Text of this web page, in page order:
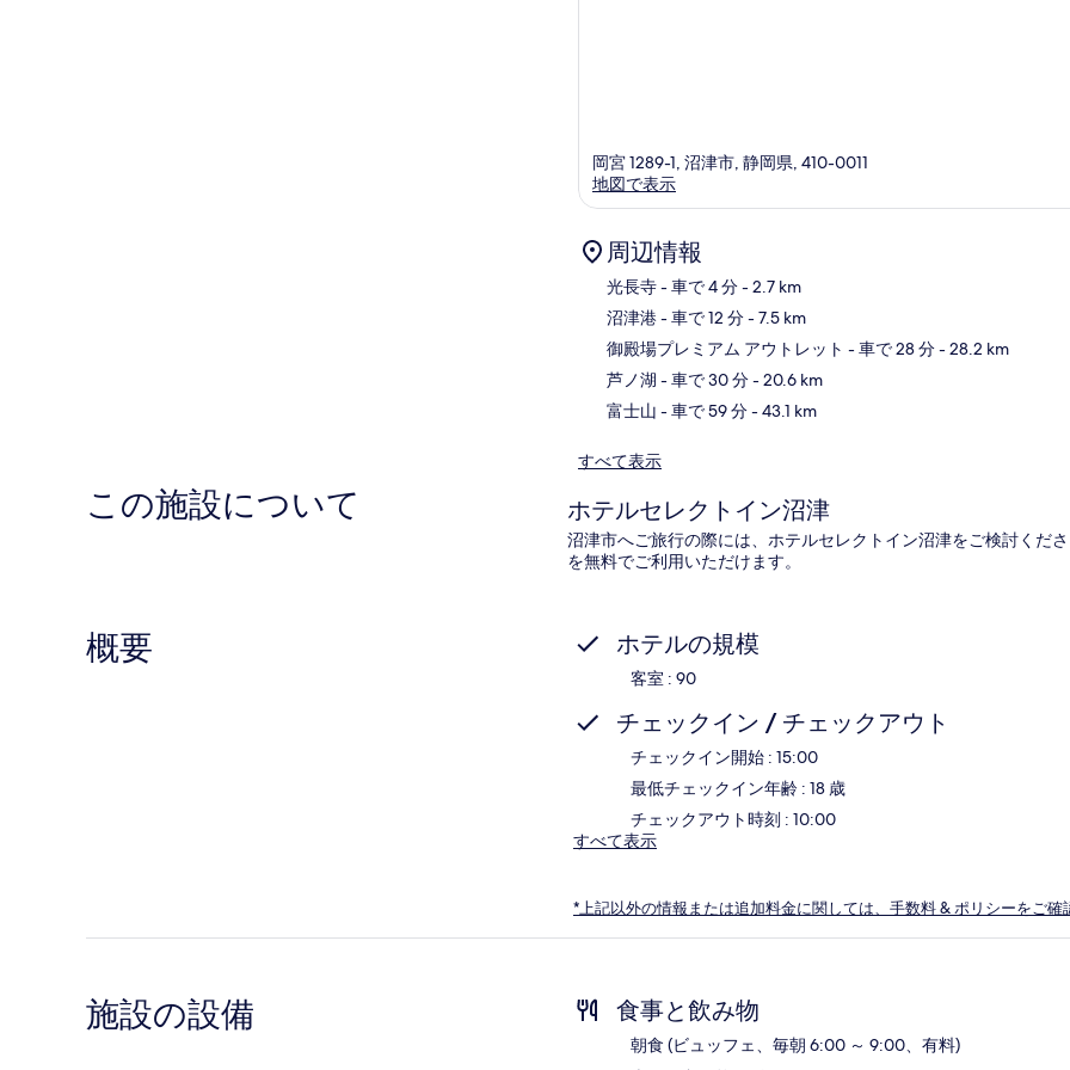
岡宮 1289-1, 沼津市, 静岡県, 410-0011
地図で表示
周辺情報
光長寺- 車で 4 分- 2.7 km
沼津港- 車で 12 分- 7.5 km
御殿場プレミアム アウトレット - 車で 28 分- 28.2 km
芦ノ湖 - 車で 30 分- 20.6 km
富士山 - 車で 59 分- 43.1 km
すべて表示
この施設について ホテルセレクトイン沼津
沼津市へご旅行の際には、ホテルセレクトイン沼津をご検討くだ
を無料でご利用いただけます。
概要 ホテルの規模
客室 : 90
チェックイン / チェックアウト
チェックイン開始 : 15:00
最低チェックイン年齢 : 18 歳
チェックアウト時刻 : 10:00
すべて表示
*上記以外の情報または追加料金に関しては、手数料 & ポリシーをご確
施設の設備 食事と飲み物
朝食 (ビュッフェ、毎朝 6:00 ～ 9:00、有料)